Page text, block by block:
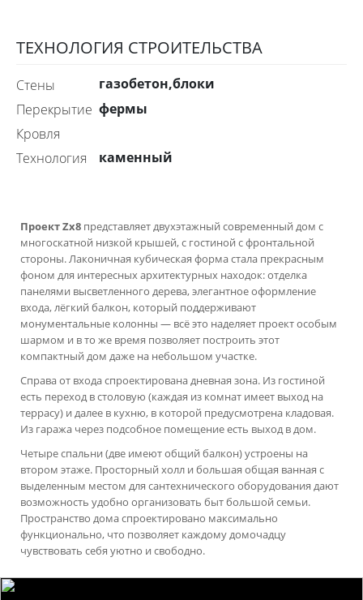
ТЕХНОЛОГИЯ СТРОИТЕЛЬСТВА
стены
газобетон,блоки
перекрытие фермы
Кровля
технология
каменный
Проект Zx8 представляет двухэтажный современный дом с
многоскатной низкой крышей, с гостиной с фронтальной
стороны. Лаконичная кубическая форма стала прекрасным
фоном для интересных архитектурных находок: отделка
панелями высветленного дерева, элегантное оформление
входа, лёгкий балкон, который поддерживают
монументальные колонны — всё это наделяет проект особым
шармом и в то же время позволяет построить этот
компактный дом даже на небольшом участке.
Справа от входа спроектирована дневная зона. Из гостиной
есть переход в столовую (каждая из комнат имеет выход на
террасу) и далее в кухню, в которой предусмотрена кладовая.
Из гаража через подсобное помещение есть выход в дом.
Четыре спальни (две имеют общий балкон) устроены на
втором этаже. Просторный холл и большая общая ванная с
выделенным местом для сантехнического оборудования дают
возможность удобно организовать быт большой семьи.
Пространство дома спроектировано максимально
функционально, что позволяет каждому домочадцу
чувствовать себя уютно и свободно.